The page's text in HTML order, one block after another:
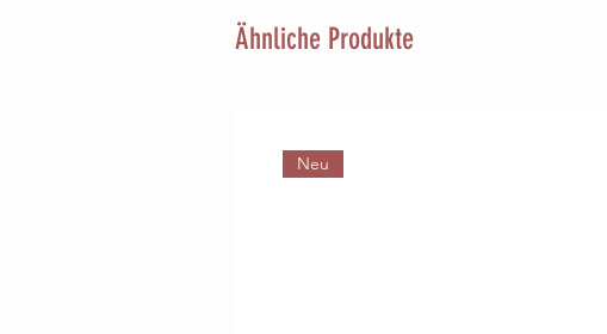
Ähnliche Produkte
Neu